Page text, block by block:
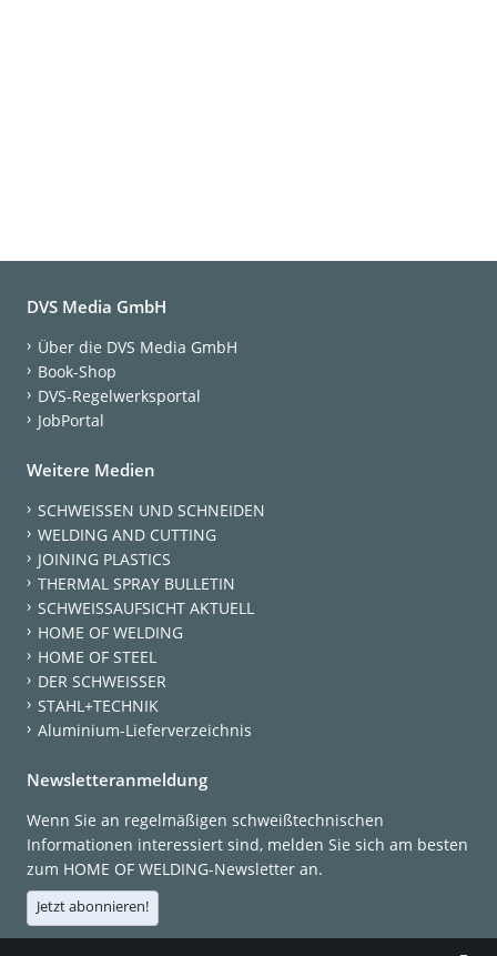
DVS Media GmbH
Über die DVS Media GmbH
Book-Shop
DVS-Regelwerksportal
JobPortal
Weitere Medien
SCHWEISSEN UND SCHNEIDEN
WELDING AND CUTTING
JOINING PLASTICS
THERMAL SPRAY BULLETIN
SCHWEISSAUFSICHT AKTUELL
HOME OF WELDING
HOME OF STEEL
DER SCHWEISSER
STAHL+TECHNIK
Aluminium-Lieferverzeichnis
Newsletteranmeldung
Wenn Sie an regelmäßigen schweißtechnischen
Informationen interessiert sind, melden Sie sich am besten
zum HOME OF WELDING-Newsletter an.
Jetzt abonnieren!